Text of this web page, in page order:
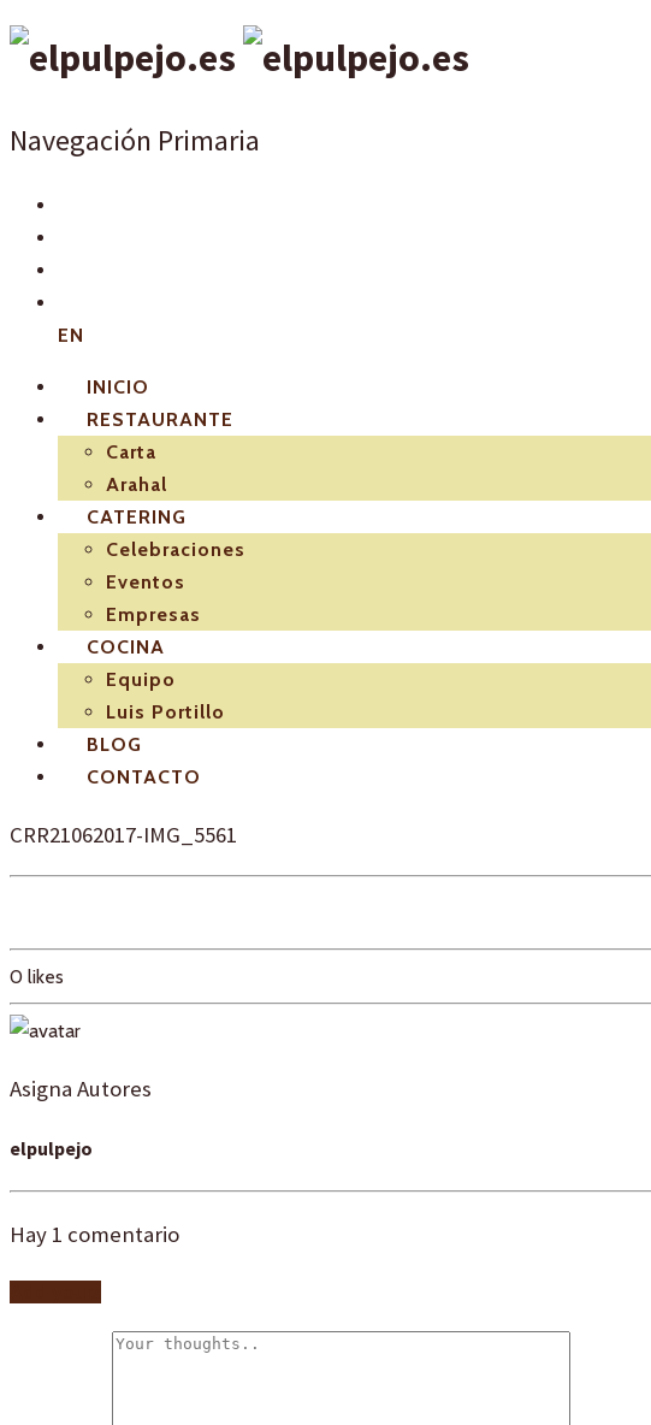
Navegación Primaria
EN
INICIO
RESTAURANTE
Carta
Arahal
CATERING
Celebraciones
Eventos
Empresas
COCINA
Equipo
Luis Portillo
BLOG
CONTACTO
CRR21062017-IMG_5561
0 likes
Asigna Autores
elpulpejo
Hay 1 comentario